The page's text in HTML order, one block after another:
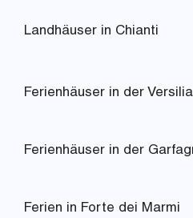
Landhäuser in Chianti
Ferienhäuser in der Versilia
Ferienhäuser in der
Ferien in Forte dei Marmi